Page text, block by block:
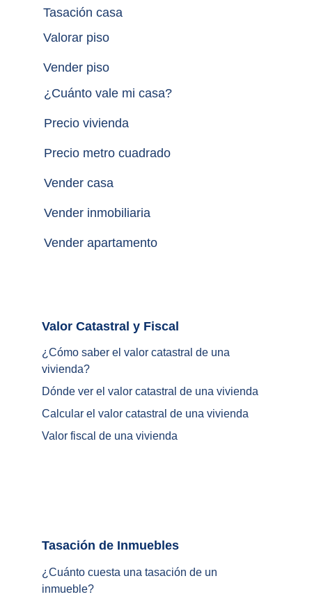
¿Cuánto cuesta una tasación de un
inmueble?
¿ Cómo saber el valor catastral de una
vivienda?
Dónde ver el valor catastral de una vivienda
Calcular el valor catastral de una vivienda
Valor fiscal de una vivienda
Tasación casa
Valorar piso
¿Cuánto vale mi casa?
Precio vivienda
Precio metro cuadrado
Vender casa
Vender inmobiliaria
Vender apartamento
Vender piso